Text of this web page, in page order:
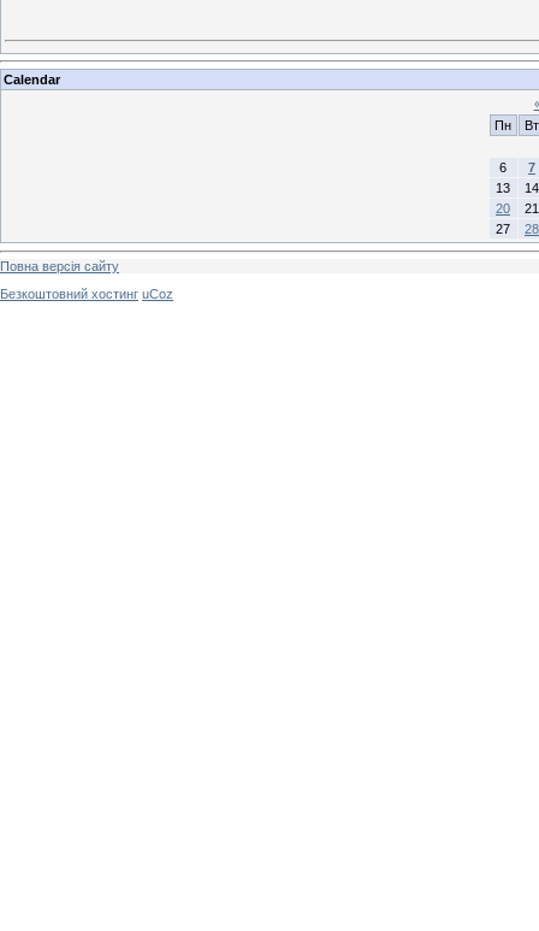
Calendar
Пн
Вт
6
7
13
14
20
21
27
28
Повна версія сайту
Безкоштовний хостинг uCoz